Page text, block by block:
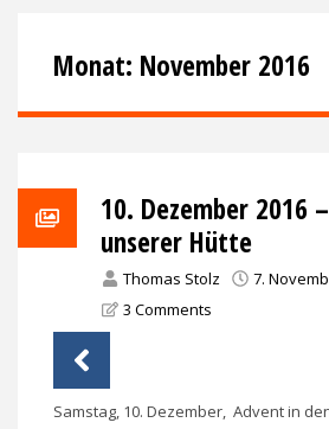
Monat: November 2016
10. Dezember 2016
unserer Hütte
Thomas Stolz
7.
3 Comments
Samstag, 10. Dezember, Advent in